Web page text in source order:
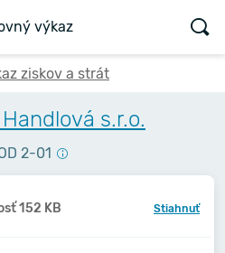
výkaz
ziskov a strát
s.r.o.
2-01
152 KB Stiahnuť